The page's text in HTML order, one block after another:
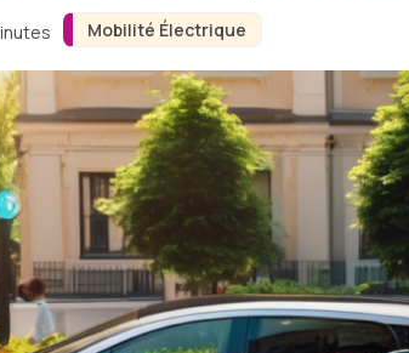
Mobilité Électrique